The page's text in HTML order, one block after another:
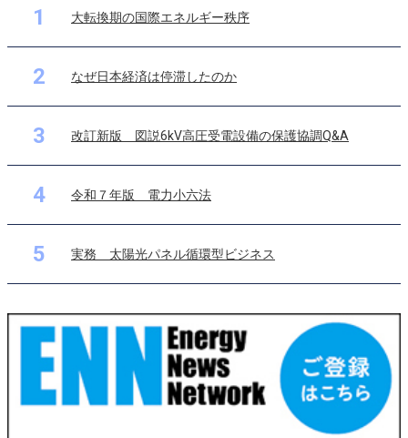
1 大転換期の国際エネルギー秩序
2 なぜ日本経済は停滞したのか
3 改訂新版 図説6kV高圧受電設備の保護協調Q&A
4 令和７年版 電力小六法
5 実務 太陽光パネル循環型ビジネス